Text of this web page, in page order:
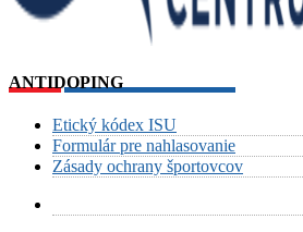
ANTIDOPING
Etický kódex ISU
Formulár pre nahlasovanie
Zásady ochrany športovcov